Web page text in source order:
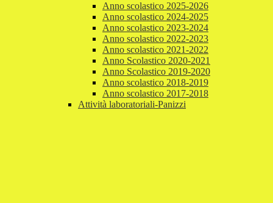
Anno scolastico 2025-2026
Anno scolastico 2024-2025
Anno scolastico 2023-2024
Anno scolastico 2022-2023
Anno scolastico 2021-2022
Anno Scolastico 2020-2021
Anno Scolastico 2019-2020
Anno scolastico 2018-2019
Anno scolastico 2017-2018
Attività laboratoriali-Panizzi